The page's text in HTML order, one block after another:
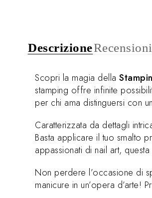
Descrizione
Scopri la magia della
stamping offre infinite
per chi ama distinguersi con
Caratterizzata da dettagli
Basta applicare il tuo smalto
appassionati di nail art,
Non perdere l’occasione di
manicure in un’opera d’arte!